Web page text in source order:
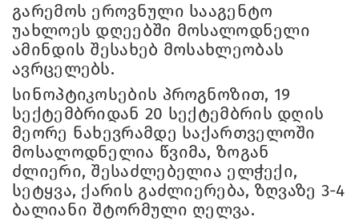
გარემოს ეროვნული სააგენტო
უახლოეს დღეებში მოსალოდნელი
ამინდის შესახებ მოსახლეობას
ავრცელებს.
სინოპტიკოსების პროგნოზით, 19
სექტემბრიდან 20 სექტემბრის დღის
მეორე ნახევრამდე საქართველოში
მოსალოდნელია წვიმა, ზოგან
ძლიერი, შესაძლებელია ელჭექი,
სეტყვა, ქარის გაძლიერება, ზღვაზე 3-4
ბალიანი შტორმული ღელვა.